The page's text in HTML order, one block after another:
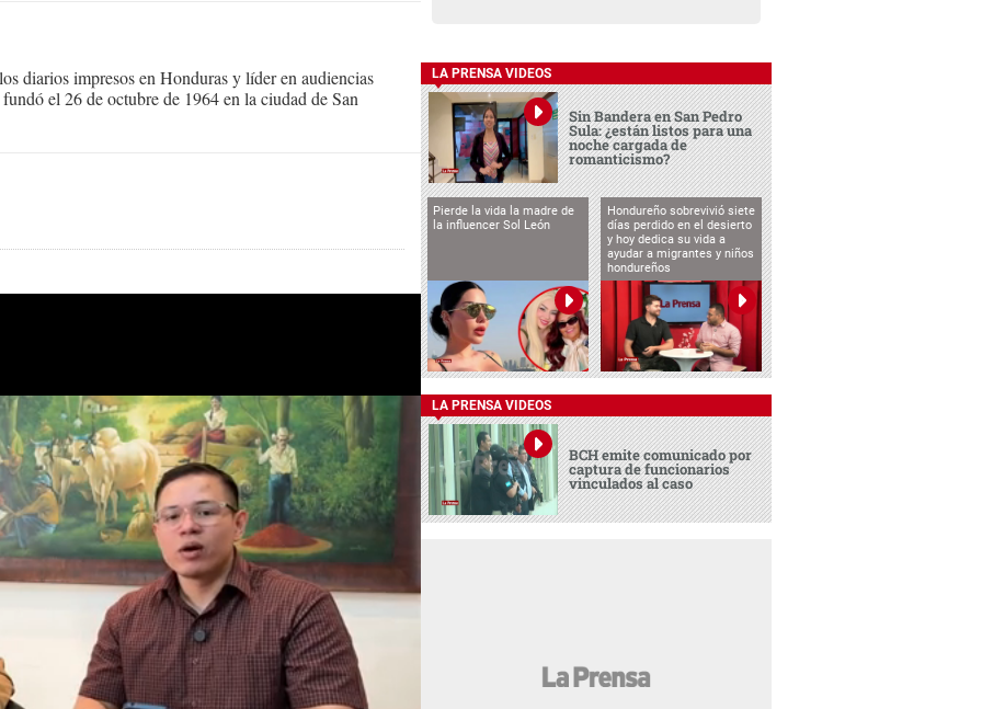
diarios impresos en Honduras y líder en audiencias
el 26 de octubre de 1964 en la ciudad de San
LA PRENSA VIDEOS
Sin Bandera en San Pedro
Sula: ¿están listos para una
noche cargada de
romanticismo?
Pierde la vida la madre de
la influencer Sol León
Hondureño sobrevivió siete
días perdido en el desierto
y hoy dedica su vida a
ayudar a migrantes y niños
hondureños
LA PRENSA VIDEOS
BCH emite comunicado por
captura de funcionarios
vinculados al caso